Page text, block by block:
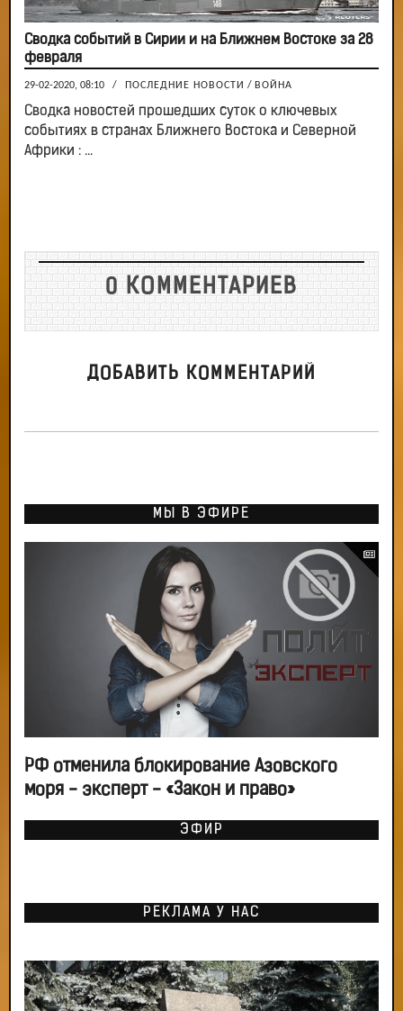
Сводка событий в Сирии и на Ближнем Востоке за 28
февраля
29-02-2020, 08:10 / ПОСЛЕДНИЕ НОВОСТИ / ВОЙНА
Сводка новостей прошедших суток о ключевых
событиях в странах Ближнего Востока и Северной
Африки : ...
0 КОММЕНТАРИЕВ
ДОБАВИТЬ КОММЕНТАРИЙ
МЫ В ЭФИРЕ
РФ отменила блокирование Азовского
моря - эксперт - «Закон и право»
ЭФИР
РЕКЛАМА У НАС